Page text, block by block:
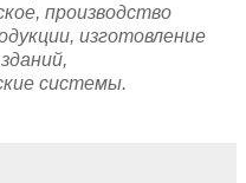
производство
изготовление
системы.